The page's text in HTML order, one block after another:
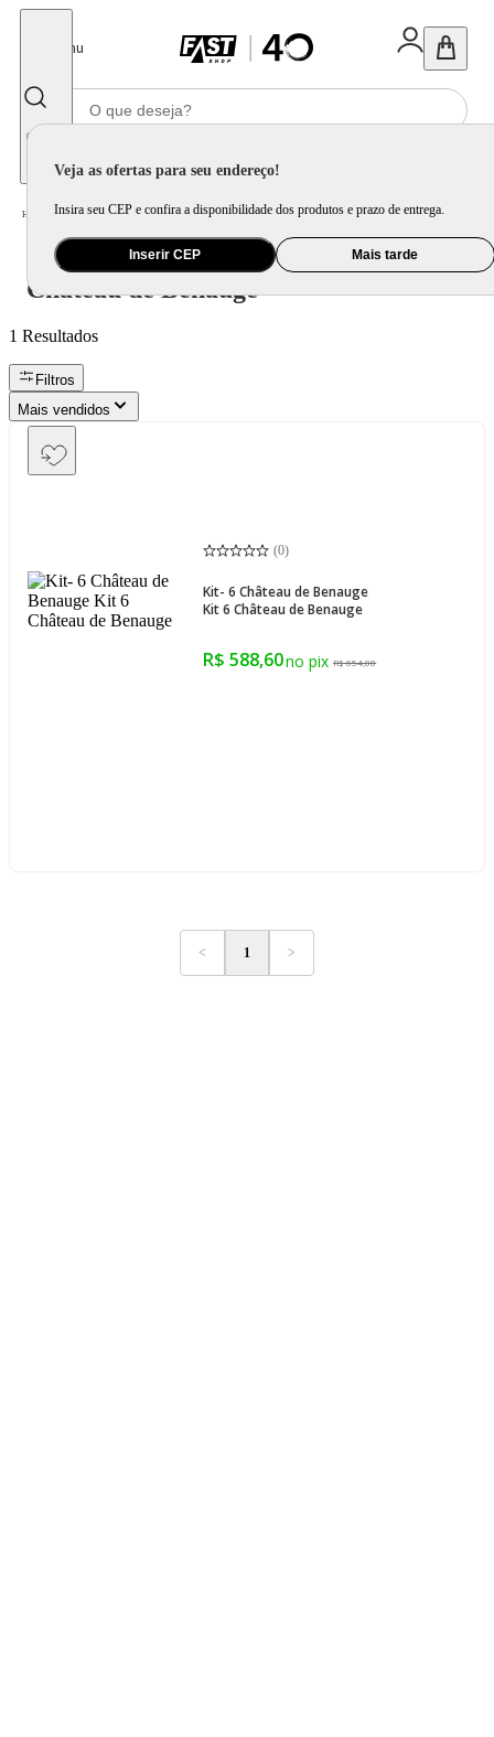
Menu
Veja as ofertas para seu endereço!
Insira seu CEP e confira a disponibilidade dos produtos e prazo de entrega.
Inserir CEP Mais tarde
Home Château de Benauge
Château de Benauge
1 Resultados
Filtros
Mais vendidos
(0)
Kit- 6 Château de Benauge
Kit 6 Château de Benauge
R$ 588,60 R$ 654,00
< 1 >